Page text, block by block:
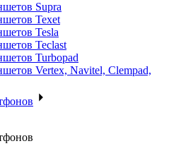
Supra
Texet
Tesla
Teclast
Turbopad
Vertex, Navitel, Clempad,